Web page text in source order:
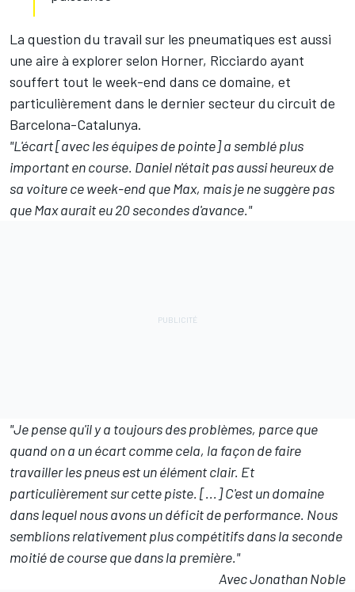
La question du travail sur les pneumatiques est aussi
une aire à explorer selon Horner, Ricciardo ayant
souffert tout le week-end dans ce domaine, et
particulièrement dans le dernier secteur du circuit de
Barcelona-Catalunya.
"L'écart [avec les équipes de pointe] a semblé plus
important en course. Daniel n'était pas aussi heureux de
sa voiture ce week-end que Max, mais je ne suggère pas
que Max aurait eu 20 secondes d'avance."
"Je pense qu'il y a toujours des problèmes, parce que
quand on a un écart comme cela, la façon de faire
travailler les pneus est un élément clair. Et
particulièrement sur cette piste. [...] C'est un domaine
dans lequel nous avons un déficit de performance. Nous
semblions relativement plus compétitifs dans la seconde
moitié de course que dans la première."
Avec Jonathan Noble